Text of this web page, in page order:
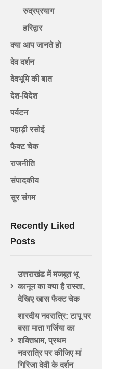
रुद्रप्रयाग
हरिद्वार
क्या आप जानते हो
देव दर्शन
देवभूमि की बात
देश-विदेश
पर्यटन
पहाड़ी रसोई
फैक्ट चेक
राजनीति
संपादकीय
सुर संगम
Recently Liked
Posts
उत्तराखंड में मजबूत भू
कानून का क्या है रास्ता,
देखिए खास फैक्ट चेक
शारदीय नवरात्रि: टापू पर
बसा माता गर्जिया का
शक्तिधाम, प्रथम
नवरात्रि पर कीजिए मां
गिरिजा देवी के दर्शन